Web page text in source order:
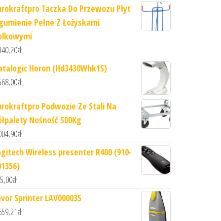
Taczka Do Przewozu Płyt
Pełne Z Łożyskami
zł
Heron (Hd3430Whk1S)
zł
Podwozie Ze Stali Na
Nośność 500Kg
zł
Wireless presenter R400 (910-
zł
Sprinter LAV000035
zł